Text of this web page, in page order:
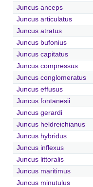
Juncus anceps
Juncus articulatus
Juncus atratus
Juncus bufonius
Juncus capitatus
Juncus compressus
Juncus conglomeratus
Juncus effusus
Juncus fontanesii
Juncus gerardi
Juncus heldreichianus
Juncus hybridus
Juncus inflexus
Juncus littoralis
Juncus maritimus
Juncus minutulus